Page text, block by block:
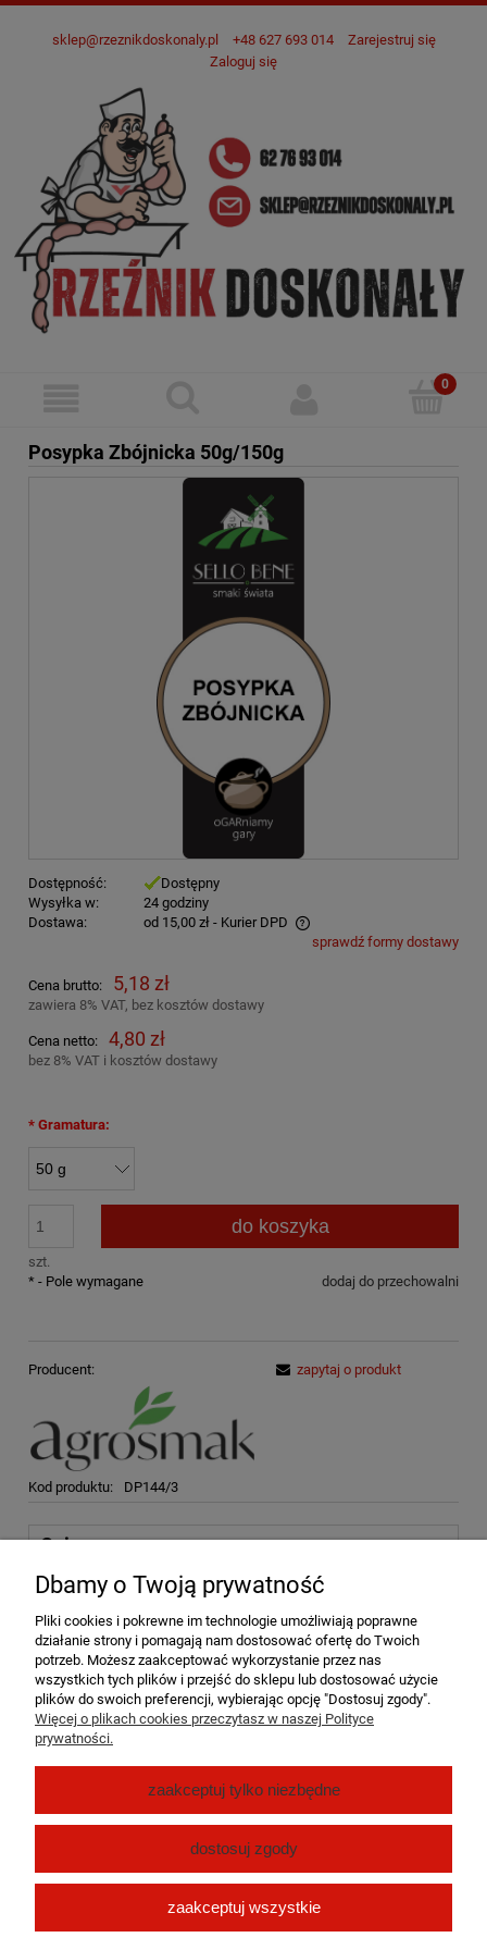
sklep@rzeznikdoskonaly.pl +48 627 693 014
Zarejestruj się
Zaloguj się
Posypka Zbójnicka 50g/150g
Dostępność:
Dostępny
Wysyłka w:
24 godziny
Dostawa:
od 15,00 zł - Kurier DPD
Cena nie zawiera ewentualnych kosztów płatnościsprawdź formy dostawy
Cena brutto: 5,18 zł
zawiera 8% VAT, bez kosztów dostawy
Cena netto: 4,80 zł
bez 8% VAT i kosztów dostawy
* Gramatura:
szt.
do koszyka
dodaj do przechowalni
* - Pole wymagane
Producent:
Kod produktu: DP144/3
zapytaj o produkt
Opis
Parametry
Koszty dostawy
Cena nie zawiera ewentualnych kosztów płatności
Posypka Zbójnickato posypka dekoracyjna do mięs, pieczeni
mięsnych, steków, kotletów. Służy również jako dekoracja do
pasztetów, kiełbas.
Pomoc
Moje konto
Płatności i dostawa
Dbamy o Twoją prywatność
Pliki cookies i pokrewne im technologie umożliwiają poprawne
działanie strony i pomagają nam dostosować ofertę do Twoich
potrzeb. Możesz zaakceptować wykorzystanie przez nas
wszystkich tych plików i przejść do sklepu lub dostosować użycie
plików do swoich preferencji, wybierając opcję "Dostosuj zgody".
Więcej o plikach cookies przeczytasz w naszej Polityce
prywatności.
zaakceptuj tylko niezbędne
dostosuj zgody
zaakceptuj wszystkie